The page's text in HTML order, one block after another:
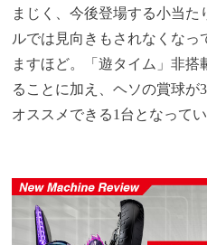
まじく、今後登場する小当
ルでは見向きもされなくな
ますほど。「遊タイム」非
ることに加え、ヘソの賞球が
オススメできる1台となって